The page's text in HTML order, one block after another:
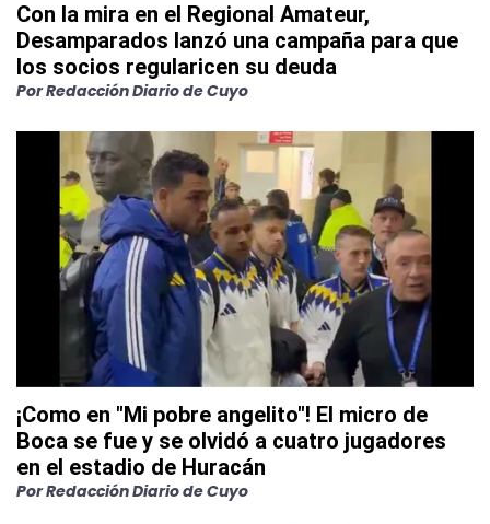
Con la mira en el Regional Amateur,
Desamparados lanzó una campaña para que
los socios regularicen su deuda
PorRedacción Diario de Cuyo
¡Como en "Mi pobre angelito"! El micro de
Boca se fue y se olvidó a cuatro jugadores
en el estadio de Huracán
PorRedacción Diario de Cuyo